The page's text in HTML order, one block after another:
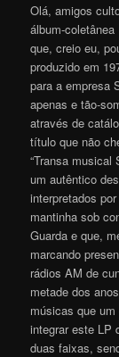
Olá, amigos
álbum-
que, creio eu,
produzido em
para a empresa
apenas e tão-
através de
título que não
“Transa musical
um autêntico
interpretados
mantinha sob
Guarda e que,
marcando
rádios AM de
metade dos
músicas que
integrar este LP
duas faixas,